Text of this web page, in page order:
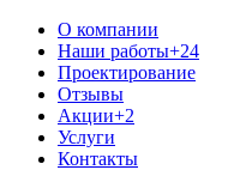
О компании
Наши работы+24
Проектирование
Отзывы
Акции+2
Услуги
Контакты